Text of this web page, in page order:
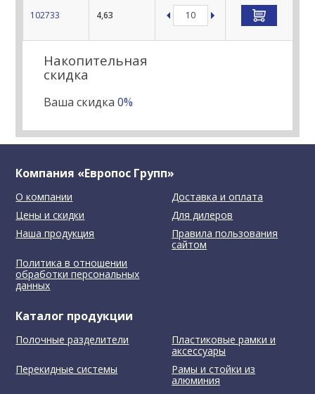
102733 4,63
Накопительная
скидка
Ваша скидка0%
Компания «Европос Групп»
О компании
Доставка и оплата
Цены и скидки
Для дилеров
Наша продукция
Правила пользования
сайтом
Политика в отношении
обработки персональных
данных
Каталог продукции
Полочные разделители
Пластиковые рамки и
аксессуары
Перекидные системы
Рамы и стойки из
алюминия